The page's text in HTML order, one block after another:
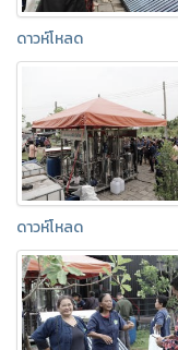
ดาวห์โหลด
ดาวห์โหลด